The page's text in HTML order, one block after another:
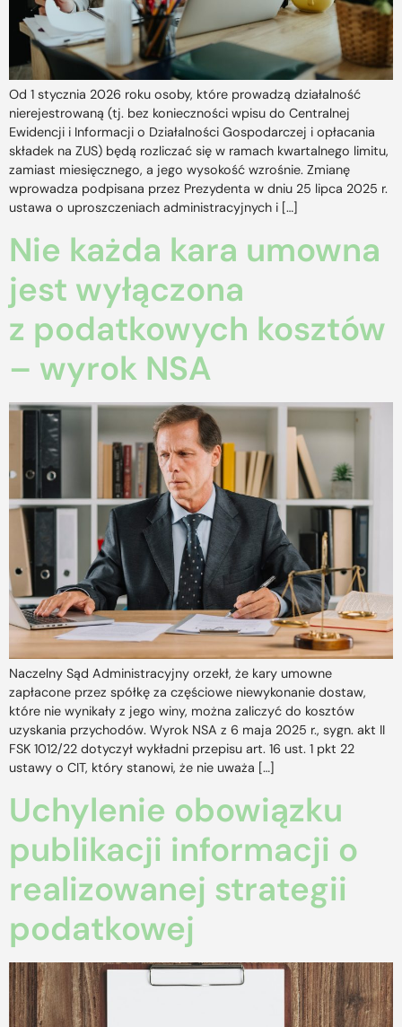
Od 1 stycznia 2026 roku osoby, które prowadzą działalność
nierejestrowaną (tj. bez konieczności wpisu do Centralnej
Ewidencji i Informacji o Działalności Gospodarczej i opłacania
składek na ZUS) będą rozliczać się w ramach kwartalnego limitu,
zamiast miesięcznego, a jego wysokość wzrośnie. Zmianę
wprowadza podpisana przez Prezydenta w dniu 25 lipca 2025 r.
ustawa o uproszczeniach administracyjnych i […]
Nie każda kara umowna
jest wyłączona
z podatkowych kosztów
– wyrok NSA
Naczelny Sąd Administracyjny orzekł, że kary umowne
zapłacone przez spółkę za częściowe niewykonanie dostaw,
które nie wynikały z jego winy, można zaliczyć do kosztów
uzyskania przychodów. Wyrok NSA z 6 maja 2025 r., sygn. akt II
FSK 1012/22 dotyczył wykładni przepisu art. 16 ust. 1 pkt 22
ustawy o CIT, który stanowi, że nie uważa […]
Uchylenie obowiązku
publikacji informacji o
realizowanej strategii
podatkowej